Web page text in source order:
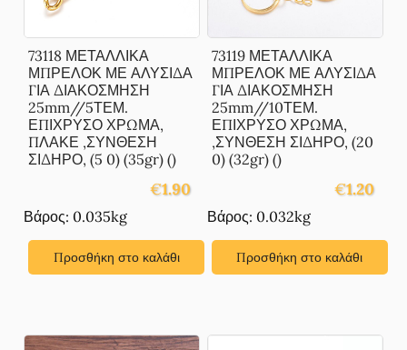
73118 ΜΕΤΑΛΛΙΚΑ
ΜΠΡΕΛΟΚ ΜΕ ΑΛΥΣΙΔΑ
ΓΙΑ ΔΙΑΚΟΣΜΗΣΗ
25mm//5ΤΕΜ.
ΕΠΙΧΡΥΣΟ ΧΡΩΜΑ,
ΠΛΑΚΕ ,ΣΥΝΘΕΣΗ
ΣΙΔΗΡΟ, (5 0) (35gr) ()
€1.90
Βάρος: 0.035kg
Προσθήκη στο καλάθι
73119 ΜΕΤΑΛΛΙΚΑ
ΜΠΡΕΛΟΚ ΜΕ ΑΛΥΣΙΔΑ
ΓΙΑ ΔΙΑΚΟΣΜΗΣΗ
25mm//10ΤΕΜ.
ΕΠΙΧΡΥΣΟ ΧΡΩΜΑ,
,ΣΥΝΘΕΣΗ ΣΙΔΗΡΟ, (20
0) (32gr) ()
€1.20
Βάρος: 0.032kg
Προσθήκη στο καλάθι